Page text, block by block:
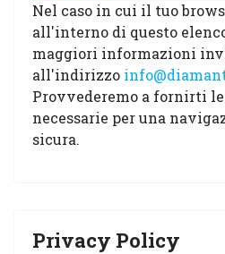
Nel caso in cui il tuo
all'interno di questo
maggiori informazioni
all'indirizzo
Provvederemo a fornirti
necessarie per una
sicura.
Privacy Policy